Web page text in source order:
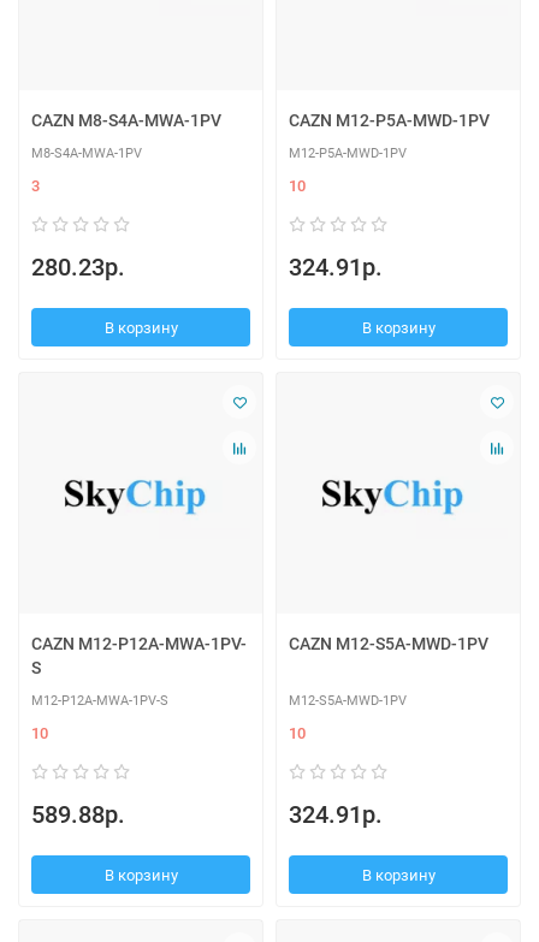
CAZN M8-S4A-MWA-1PV
M8-S4A-MWA-1PV
3
280.23р.
В корзину
CAZN M12-P5A-MWD-1PV
M12-P5A-MWD-1PV
10
324.91р.
В корзину
CAZN M12-P12A-MWA-1PV-
S
M12-P12A-MWA-1PV-S
10
589.88р.
В корзину
CAZN M12-S5A-MWD-1PV
M12-S5A-MWD-1PV
10
324.91р.
В корзину